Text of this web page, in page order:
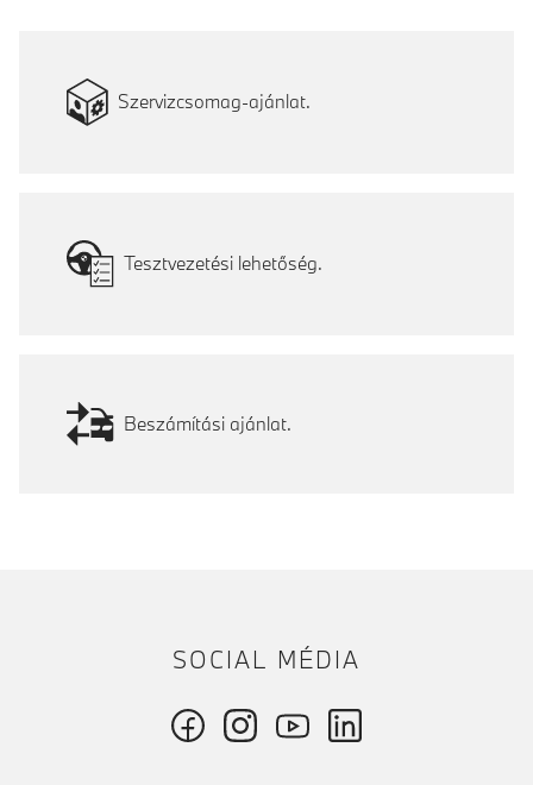
Szervizcsomag-ajánlat.
Tesztvezetési lehetőség.
Beszámítási ajánlat.
SOCIAL MÉDIA